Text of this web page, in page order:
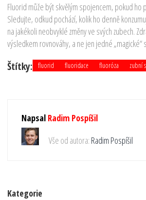
Fluorid může být skvělým spojencem, pokud ho
Sledujte, odkud pochází, kolik ho denně
na jakékoli neobvyklé změny ve svých zubech.
výsledkem rovnováhy, a ne jen jedné „magické“
Štítky: fluorid fluoridace fluoróza zubní
Napsal Radim Pospíšil
Vše od autora: Radim Pospíšil
Kategorie